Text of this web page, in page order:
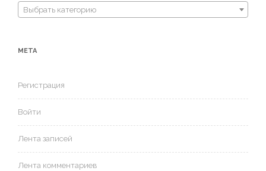
Выбрать категорию
МЕТА
Регистрация
Войти
Лента записей
Лента комментариев